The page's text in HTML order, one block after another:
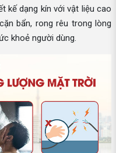
kế dạng kín với vật liệu cao
bẩn, rong rêu trong lòng
khoẻ người dùng.